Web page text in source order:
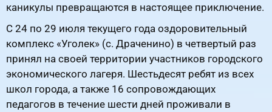
каникулы превращаются в настоящее приключение.
С 24 по 29 июля текущего года оздоровительный
комплекс «Уголек» (с. Драченино) в четвертый раз
принял на своей территории участников городского
экономического лагеря. Шестьдесят ребят из всех
школ города, а также 16 сопровождающих
педагогов в течение шести дней проживали в